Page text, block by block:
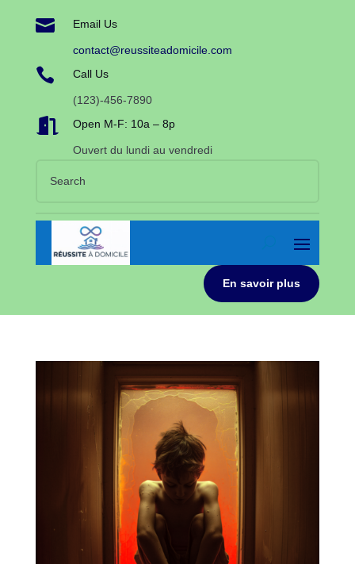
 Email Us
contact@reussiteadomicile.com
 Call Us
(123)-456-7890
 Open M-F: 10a – 8p
Ouvert du lundi au vendredi
En savoir plus